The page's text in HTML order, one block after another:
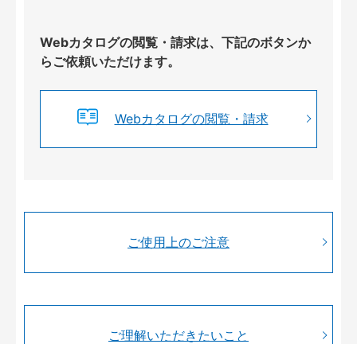
Webカタログの閲覧・請求は、下記のボタンか
らご依頼いただけます。
Webカタログの閲覧・請求
ご使用上のご注意
ご理解いただきたいこと